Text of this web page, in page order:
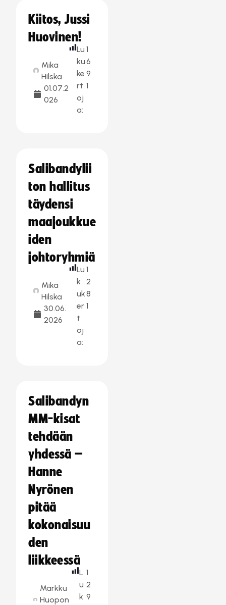
Kiitos, Jussi
Huovinen!
Mika
Hilska
01.07.2
026
Lu
ku
ke
rt
oj
a:
1
6
9
1
Salibandylii
ton hallitus
täydensi
maajoukkue
iden
johtoryhmiä
Mika
Hilska
30.06.
2026
Lu
k
uk
er
t
oj
a:
1
2
8
1
Salibandyn
MM-kisat
tehdään
yhdessä –
Hanne
Nyrönen
pitää
kokonaisuu
den
liikkeessä
Markku
Huopon
L
u
k
1
2
9